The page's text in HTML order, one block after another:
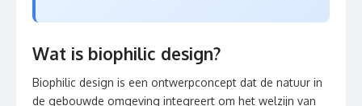
Wat is biophilic design?
Biophilic design is een ontwerpconcept dat de natuur in
de gebouwde omgeving integreert om het welzijn van